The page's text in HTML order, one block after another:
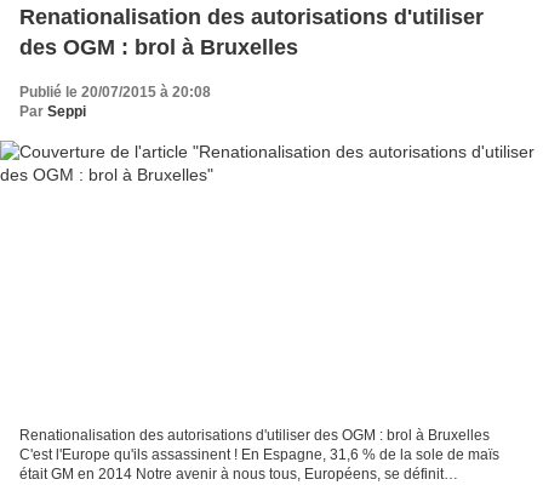
Renationalisation des autorisations d'utiliser
des OGM : brol à Bruxelles
Publié le 20/07/2015 à 20:08
Par Seppi
Renationalisation des autorisations d'utiliser des OGM : brol à Bruxelles
C'est l'Europe qu'ils assassinent ! En Espagne, 31,6 % de la sole de maïs
était GM en 2014 Notre avenir à nous tous, Européens, se définit